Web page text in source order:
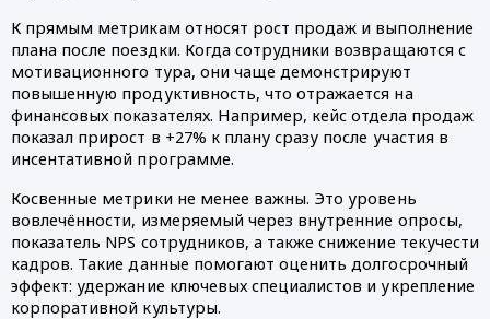
К прямым метрикам относят рост продаж и выполнение
плана после поездки. Когда сотрудники возвращаются с
мотивационного тура, они чаще демонстрируют
повышенную продуктивность, что отражается на
финансовых показателях. Например, кейс отдела продаж
показал прирост в +27% к плану сразу после участия в
инсентативной программе.
Косвенные метрики не менее важны. Это уровень
вовлечённости, измеряемый через внутренние опросы,
показатель NPS сотрудников, а также снижение текучести
кадров. Такие данные помогают оценить долгосрочный
эффект: удержание ключевых специалистов и укрепление
корпоративной культуры.